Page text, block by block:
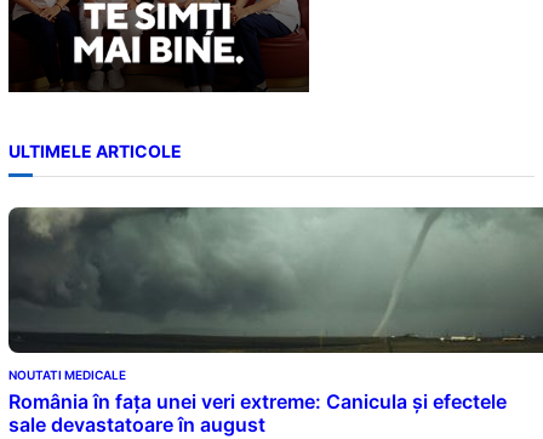
ULTIMELE ARTICOLE
NOUTATI MEDICALE
România în fața unei veri extreme: Canicula și efectele
sale devastatoare în august